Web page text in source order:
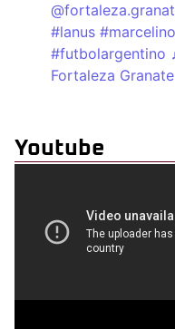
#lanus
#futbolargentino
Fortaleza Granate
Youtube